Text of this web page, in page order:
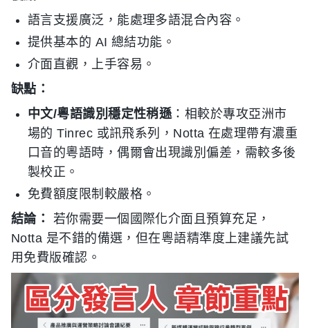
語言支援廣泛，能處理多語混合內容。
提供基本的 AI 總結功能。
介面直觀，上手容易。
缺點：
中文/粵語識別穩定性稍遜：相較於專攻亞洲市
場的 Tinrec 或訊飛系列，Notta 在處理帶有濃重
口音的粵語時，偶爾會出現識別偏差，需較多後
製校正。
免費額度限制較嚴格。
結論：
若你需要一個國際化介面且預算充足，
Notta 是不錯的備選，但在粵語精準度上建議先試
用免費版確認。